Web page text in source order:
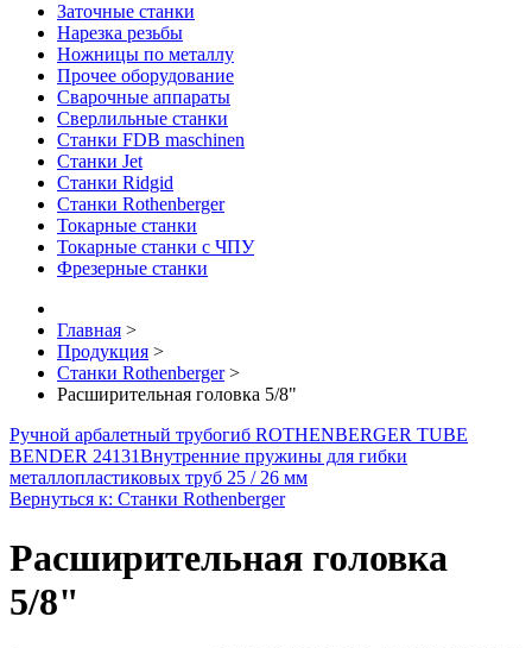
Заточные станки
Нарезка резьбы
Ножницы по металлу
Прочее оборудование
Сварочные аппараты
Сверлильные станки
Станки FDB maschinen
Станки Jet
Станки Ridgid
Станки Rothenberger
Токарные станки
Токарные станки с ЧПУ
Фрезерные станки
Главная >
Продукция >
Станки Rothenberger >
Расширительная головка 5/8"
Ручной арбалетный трубогиб ROTHENBERGER TUBE
BENDER 24131Внутренние пружины для гибки
металлопластиковых труб 25 / 26 мм
Вернуться к: Станки Rothenberger
Расширительная головка
5/8"